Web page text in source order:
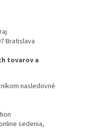
Bratislava
tovarov a
nasledovné
sedenia,